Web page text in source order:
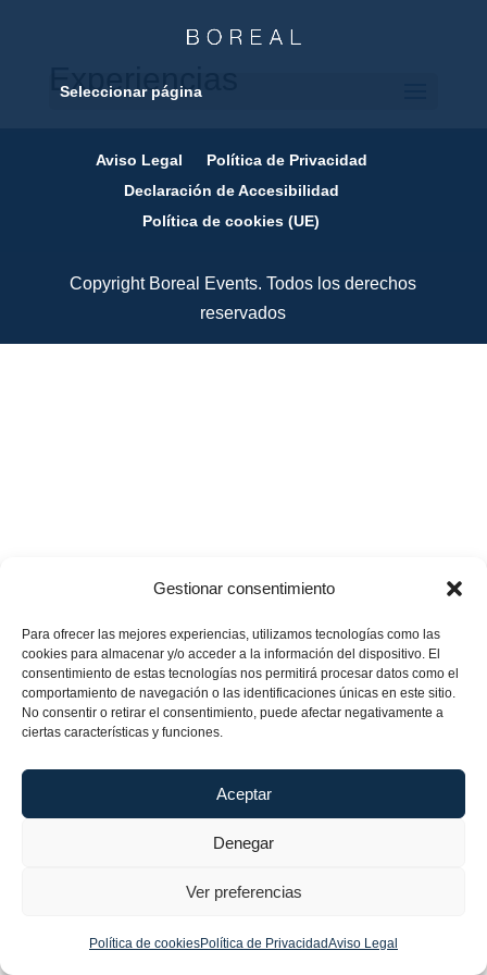
Gestionar consentimiento
Para ofrecer las mejores experiencias, utilizamos tecnologías como las
cookies para almacenar y/o acceder a la información del dispositivo. El
consentimiento de estas tecnologías nos permitirá procesar datos como el
comportamiento de navegación o las identificaciones únicas en este sitio.
No consentir o retirar el consentimiento, puede afectar negativamente a
ciertas características y funciones.
Aceptar
Denegar
Ver preferencias
Política de cookiesPolítica de PrivacidadAviso Legal
Seleccionar página
Experiencias
Aviso Legal
Política de Privacidad
Declaración de Accesibilidad
Política de cookies (UE)
Copyright Boreal Events. Todos los derechos
reservados